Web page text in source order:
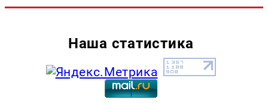
Наша статистика